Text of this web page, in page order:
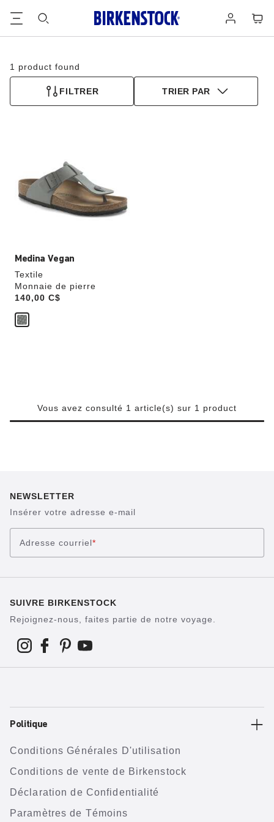
connecter
1 product found
FILTRER TRIER PAR
Medina Vegan
Textile
Monnaie de pierre
Price:
140,00 C$
échantillons
de
couleurs
modifiera
Vous avez consulté 1 article(s) sur 1 product
NEWSLETTER
Insérer votre adresse e-mail
Adresse courriel*
SUIVRE BIRKENSTOCK
Rejoignez-nous, faites partie de notre voyage.
Politique
Conditions Générales D'utilisation
Conditions de vente de Birkenstock
Déclaration de Confidentialité
Paramètres de Témoins